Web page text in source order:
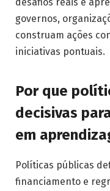
desafios reais e
governos,
construam ações
iniciativas pontuais.
Por que
decisivas
em
Políticas públicas
financiamento e